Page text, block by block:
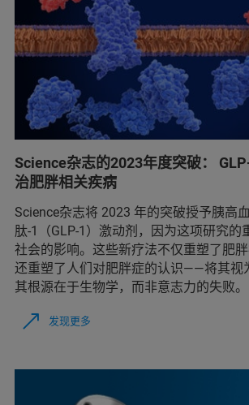
Science杂志的2023年度突破：
治肥胖相关疾病
Science杂志将 2023 年的突破授予胰高
肽-1（GLP-1）激动剂，因为这项研究的
社会的影响。这些新疗法不仅重塑了肥胖
还重塑了人们对肥胖症的认识——将其视
其根源在于生物学，而非意志力的失败。
发现更多